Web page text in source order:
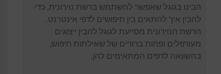
הבינו בגוגל שאפשר להשתמש ברשת נוירונית, כדי
להבין איך להתאים בין חיפושים לדפי אינטרנט.
הרשת הנוירונית מסייעת לגוגל להבין ייצוגים
מעורפלים ופחות ברורים של שאילתות חיפוש,
בהשוואה לדפים המתאימים להן.